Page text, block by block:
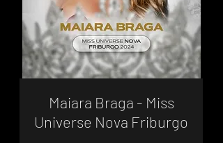
Maiara Braga - Miss
Universe Nova Friburgo